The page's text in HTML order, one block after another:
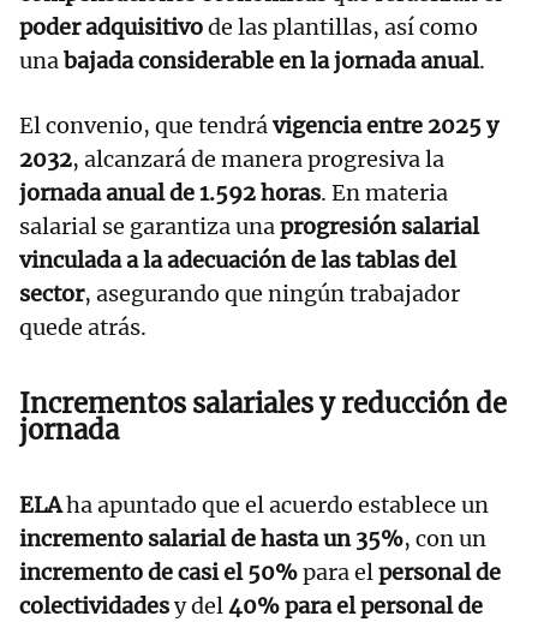
poder adquisitivode las plantillas, así como
unabajada considerable en la jornada anual.
El convenio, que tendrávigencia entre 2025 y
2032, alcanzará de manera progresiva la
jornada anual de 1.592 horas. En materia
salarial se garantiza unaprogresión salarial
vinculada a la adecuación de las tablas del
sector, asegurando que ningún trabajador
quede atrás.
Incrementos salariales y reducción de
jornada
ELAha apuntado que el acuerdo establece un
incremento salarial de hasta un 35%, con un
incremento de casi el 50%para elpersonal de
colectividadesy del40% para el personal de